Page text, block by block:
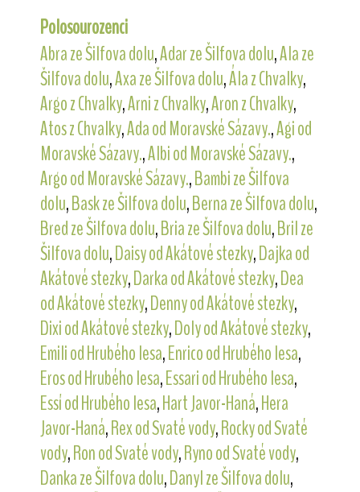
Polosourozenci
Abra ze Šilfova dolu,Adar ze Šilfova dolu,Ala ze
Šilfova dolu,Axa ze Šilfova dolu,Ála z Chvalky,
Argo z Chvalky,Arni z Chvalky,Aron z Chvalky,
Atos z Chvalky,Ada od Moravské Sázavy.,Agi od
Moravské Sázavy.,Albi od Moravské Sázavy.,
Argo od Moravské Sázavy.,Bambi ze Šilfova
dolu,Bask ze Šilfova dolu,Berna ze Šilfova dolu,
Bred ze Šilfova dolu,Bria ze Šilfova dolu,Bril ze
Šilfova dolu,Daisy od Akátové stezky,Dajka od
Akátové stezky,Darka od Akátové stezky,Dea
od Akátové stezky,Denny od Akátové stezky,
Dixi od Akátové stezky,Doly od Akátové stezky,
Emili od Hrubého lesa,Enrico od Hrubého lesa,
Eros od Hrubého lesa,Essari od Hrubého lesa,
Essí od Hrubého lesa,Hart Javor-Haná,Hera
Javor-Haná,Rex od Svaté vody,Rocky od Svaté
vody,Ron od Svaté vody,Ryno od Svaté vody,
Danka ze Šilfova dolu,Danyl ze Šilfova dolu,